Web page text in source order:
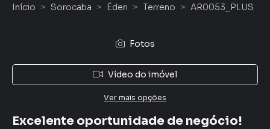
Início Sorocaba Éden Terreno AR0053_PLUS
Fotos
Vídeo do imóvel
Ver mais opções
Excelente oportunidade de negócio!